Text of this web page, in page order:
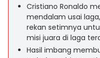
Cristiano Ronaldo
mendalam usai
rekan setimnya
misi juara di laga
Hasil imbang